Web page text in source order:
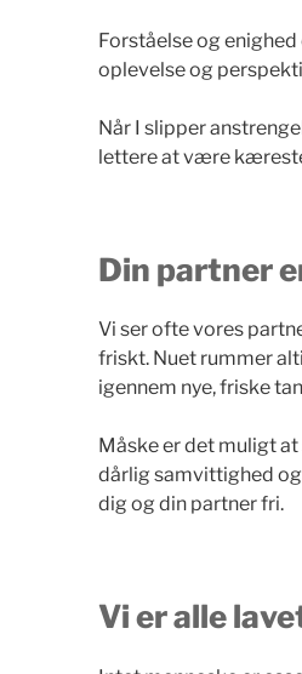
Forståelse og
oplevelse og
Når I slipper
lettere at være
Din partner
Vi ser ofte vores
friskt. Nuet rummer
igennem nye, friske
Måske er det muligt
dårlig samvittighed
dig og din partner fri.
Vi er alle